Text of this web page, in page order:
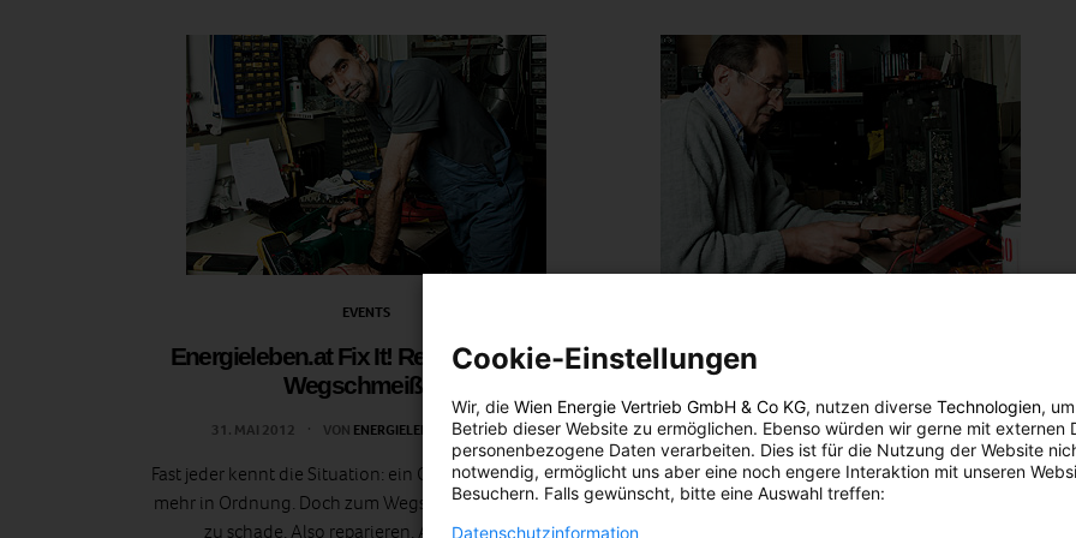
EVENTS
Energieleben.at Fix It! Reparieren statt
Wegschmeißen
31. MAI 2012 VON ENERGIELEBEN REDAKTION
Fast jeder kennt die Situation: ein Gegenstand ist nicht
mehr in Ordnung. Doch zum Wegschmeißen ist er viel
zu schade. Also reparieren. Aber wie? Das
Das Energieleben.at Fix It! Team
25. MAI 2012 VONENERGIELEBEN REDAKTION
An vier Terminen im Juni macht im Rahmen des „Wir
sind Wien.Festival der Bezirke“ auch das Energieleben
Fix It! Team in den Bezirken Station. Dann ist jeder
Wiener und jede Wienerin eingeladen, ein kaputtes
Cookie-Einstellungen
Wir, die Wien Energie Vertrieb GmbH & Co KG, nutzen diverse Technologien,
Betrieb dieser Website zu ermöglichen. Ebenso würden wir gerne mit externen
personenbezogene Daten verarbeiten. Dies ist für die Nutzung der Website
notwendig, ermöglicht uns aber eine noch engere Interaktion mit unseren
Besuchern. Falls gewünscht, bitte eine Auswahl treffen:
Datenschutzinformation